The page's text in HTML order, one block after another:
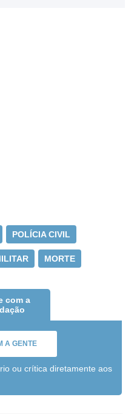
POLÍCIA CIVIL
MORTE
com a
A GENTE
ou crítica diretamente aos